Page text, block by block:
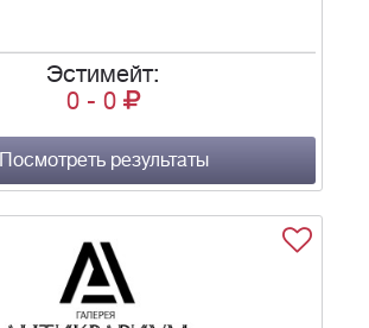
Эстимейт:
0 - 0
Посмотреть результаты